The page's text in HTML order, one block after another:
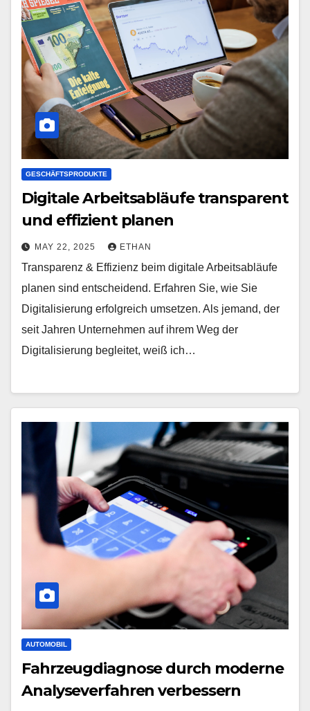
GESCHÄFTSPRODUKTE
Digitale Arbeitsabläufe transparent
und effizient planen
MAY 22, 2025 ETHAN
Transparenz & Effizienz beim digitale Arbeitsabläufe
planen sind entscheidend. Erfahren Sie, wie Sie
Digitalisierung erfolgreich umsetzen. Als jemand, der
seit Jahren Unternehmen auf ihrem Weg der
Digitalisierung begleitet, weiß ich…
AUTOMOBIL
Fahrzeugdiagnose durch moderne
Analyseverfahren verbessern